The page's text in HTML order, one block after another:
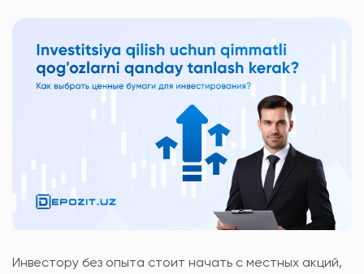
Инвестору без опыта стоит начать с местных акций,